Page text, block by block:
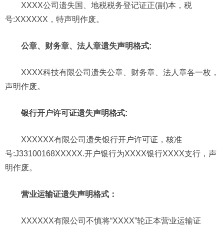
XXXX公司遗失国、地税税务登记证正(副)本，税
号:XXXXXX，特声明作废。
公章、财务章、法人章遗失声明格式:
XXXX科技有限公司遗失公章、财务章、法人章各一枚，
声明作废。
银行开户许可证遗失声明格式:
XXXXXX有限公司遗失银行开户许可证，核准
号:J33100168XXXXX.开户银行为XXXX银行XXXX支行，声
明作废。
营业运输证遗失声明格式：
XXXXXX有限公司不慎将“XXXX”轮正本营业运输证